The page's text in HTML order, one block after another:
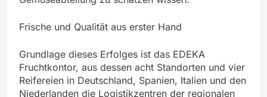
Frische und Qualität aus erster Hand
Grundlage dieses Erfolges ist das EDEKA
Fruchtkontor, aus dessen acht Standorten und vier
Reifereien in Deutschland, Spanien, Italien und den
Niederlanden die Logistikzentren der regionalen